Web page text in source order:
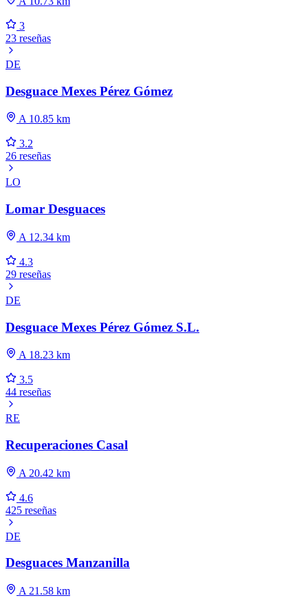
3
23 reseñas
DE
Desguace Mexes Pérez Gómez
A 10.85 km
3.2
26 reseñas
LO
Lomar Desguaces
A 12.34 km
4.3
29 reseñas
DE
Desguace Mexes Pérez Gómez S.L.
A 18.23 km
3.5
44 reseñas
RE
Recuperaciones Casal
A 20.42 km
4.6
425 reseñas
DE
Desguaces Manzanilla
A 21.58 km